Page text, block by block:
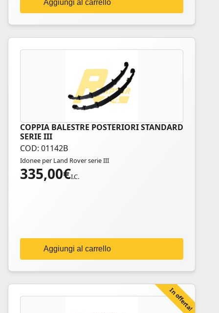
Aggiungi al carrello
COPPIA BALESTRE POSTERIORI STANDARD
SERIE III
COD: 01142B
Idonee per Land Rover serie III
335,00€I.C.
Aggiungi al carrello
In offerta!